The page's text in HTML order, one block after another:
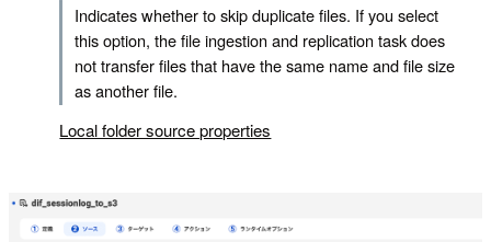
Indicates whether to skip duplicate files. If you select
this option, the file ingestion and replication task does
not transfer files that have the same name and file size
as another file.
Local folder source properties